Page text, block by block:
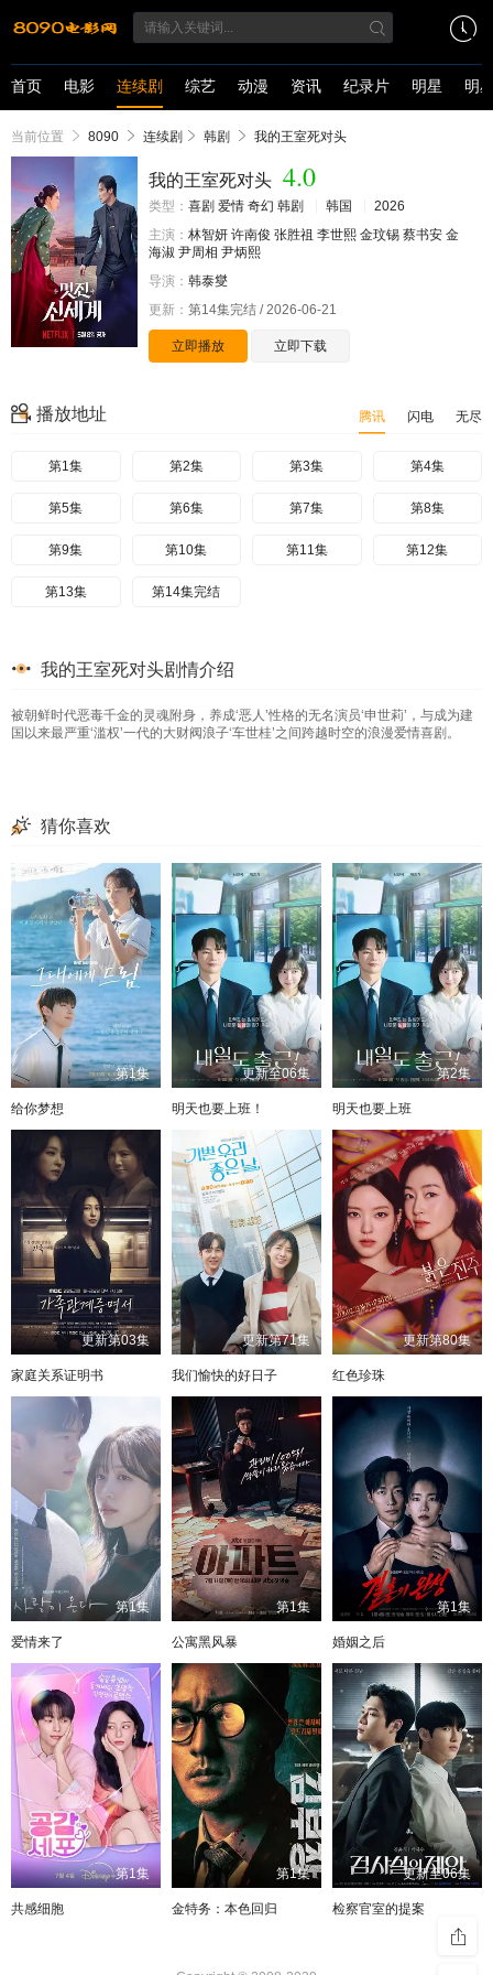
首页 电影 连续剧 综艺 动漫 资讯 纪录片 明星 明
当前位置 8090 连续剧 韩剧 我的王室死对头
我的王室死对头 4.0
类型： 喜剧 爱情 奇幻 韩剧 韩国
2026
主演： 林智妍 许南俊 张胜祖 李世熙 金玟锡 蔡书安 金
海淑 尹周相 尹炳熙
导演： 韩泰燮
更新： 第14集完结 / 2026-06-21
立即播放 立即下载
播放地址 腾讯 闪电 无尽
第1集 第2集 第3集 第4集
第5集 第6集 第7集 第8集
第9集 第10集 第11集 第12集
第13集 第14集完结
我的王室死对头剧情介绍
被朝鲜时代恶毒千金的灵魂附身，养成‘恶人’性格的无名演员‘申世莉’，与成为建
国以来最严重‘滥权’一代的大财阀浪子‘车世桂’之间跨越时空的浪漫爱情喜剧。
猜你喜欢
第1集
给你梦想
更新至06集
明天也要上班！
第2集
明天也要上班
更新第03集
家庭关系证明书
更新第71集
我们愉快的好日子
更新第80集
红色珍珠
第1集
爱情来了
第1集
公寓黑风暴
第1集
婚姻之后
第1集
共感细胞
第1集
金特务：本色回归
更新至06集
检察官室的提案